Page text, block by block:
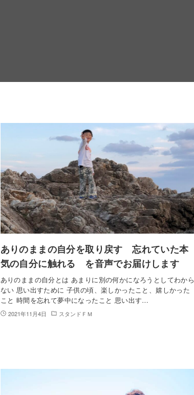
ありのままの自分を取り戻す 忘れていた本
気の自分に触れる を音声でお届けします
ありのままの自分とは あまりに別の何かになろうとしてわから
ない 思い出すために 子供の頃、楽しかったこと、嬉しかった
こと 時間を忘れて夢中になったこと 思い出す…
2021年11月4日 スタンドＦＭ